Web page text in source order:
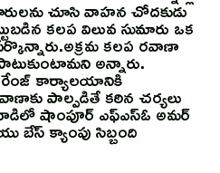
చూసి వాహన చోదకుడు
కలప విలువ సుమారు ఒక
కలప రవాణా
అన్నారు.
రేంజ్ కార్యాలయానికి
పాల్పడితే కఠిన చర్యలు
షాంపూర్ ఎఫ్ఎస్ఓ అమర్
బేస్ క్యాంపు సిబ్బంది